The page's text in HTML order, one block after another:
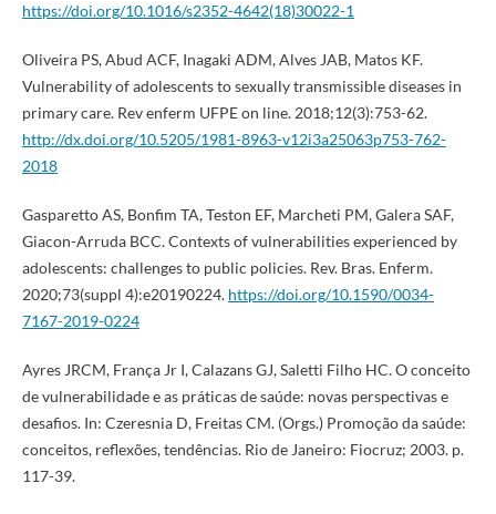
https://doi.org/10.1016/s2352-4642(18)30022-1
Oliveira PS, Abud ACF, Inagaki ADM, Alves JAB, Matos KF.
Vulnerability of adolescents to sexually transmissible diseases in
primary care. Rev enferm UFPE on line. 2018;12(3):753-62.
http://dx.doi.org/10.5205/1981-8963-v12i3a25063p753-762-
2018
Gasparetto AS, Bonfim TA, Teston EF, Marcheti PM, Galera SAF,
Giacon-Arruda BCC. Contexts of vulnerabilities experienced by
adolescents: challenges to public policies. Rev. Bras. Enferm.
2020;73(suppl 4):e20190224. https://doi.org/10.1590/0034-
7167-2019-0224
Ayres JRCM, França Jr I, Calazans GJ, Saletti Filho HC. O conceito
de vulnerabilidade e as práticas de saúde: novas perspectivas e
desafios. In: Czeresnia D, Freitas CM. (Orgs.) Promoção da saúde:
conceitos, reflexões, tendências. Rio de Janeiro: Fiocruz; 2003. p.
117-39.